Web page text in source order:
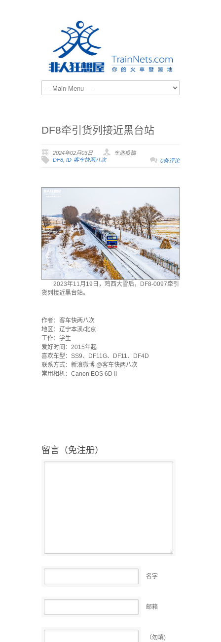
DF8牵引货列接近黑台站
2024年02月03日
车迷投稿
DF8, ID-客车快两八次 0条评论
2023年11月19日，鸡西大雪后，DF8-0097牵引
货列接近黑台站。
作者：客车快两八次
地区：辽宁本溪/北京
工作：学生
爱好时间：2015年起
喜欢车型：SS9、DF11G、DF11、DF4D
联系方式：新浪微博 @客车快两八次
常用相机：Canon EOS 6D II
留言（免注册）
名字
邮箱
（勿填)